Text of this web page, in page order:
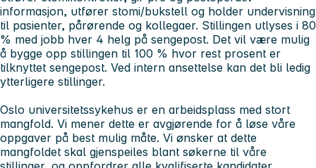
informasjon, utfører stomi/bukstell og holder undervisning
til pasienter, pårørende og kollegaer. Stillingen utlyses i 80
% med jobb hver 4 helg på sengepost. Det vil være mulig
å bygge opp stillingen til 100 % hvor rest prosent er
tilknyttet sengepost. Ved intern ansettelse kan det bli ledig
ytterligere stillinger.
Oslo universitetssykehus er en arbeidsplass med stort
mangfold. Vi mener dette er avgjørende for å løse våre
oppgaver på best mulig måte. Vi ønsker at dette
mangfoldet skal gjenspeiles blant søkerne til våre